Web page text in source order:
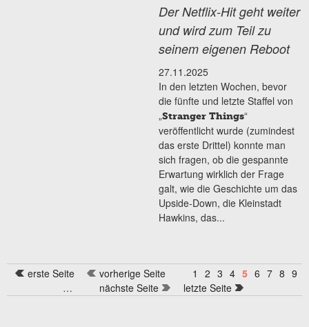
Der Netflix-Hit geht weiter
und wird zum Teil zu
seinem eigenen Reboot
27.11.2025
In den letzten Wochen, bevor
die fünfte und letzte Staffel von
„Stranger Things“
veröffentlicht wurde (zumindest
das erste Drittel) konnte man
sich fragen, ob die gespannte
Erwartung wirklich der Frage
galt, wie die Geschichte um das
Upside-Down, die Kleinstadt
Hawkins, das...
Seiten
erste Seite vorherige Seite 1 2 3 4 5 6 7 8 9
…
nächste Seite letzte Seite